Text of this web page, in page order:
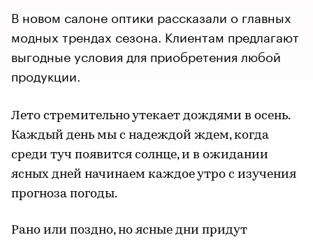
В новом салоне оптики рассказали о главных
модных трендах сезона. Клиентам предлагают
выгодные условия для приобретения любой
продукции.
Лето стремительно утекает дождями в осень.
Каждый день мы с надеждой ждем, когда
среди туч появится солнце, и в ожидании
ясных дней начинаем каждое утро с изучения
прогноза погоды.
Рано или поздно, но ясные дни придут